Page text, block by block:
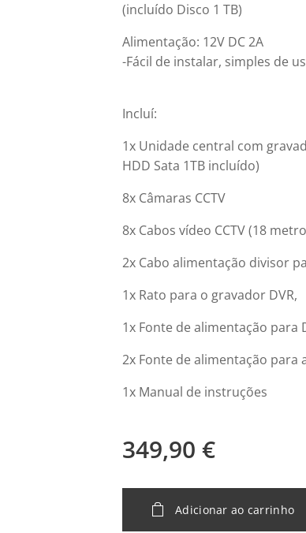
(incluído Disco 1 TB)
Alimentação: 12V DC 2A
-Fácil de instalar, simples de
Incluí:
1x Unidade central com
HDD Sata 1TB incluído)
8x Câmaras CCTV
8x Cabos vídeo CCTV (18
2x Cabo alimentação divisor
1x Rato para o gravador DVR,
1x Fonte de alimentação para
2x Fonte de alimentação para
1x Manual de instruções
349,90 €
Adicionar ao carrinho